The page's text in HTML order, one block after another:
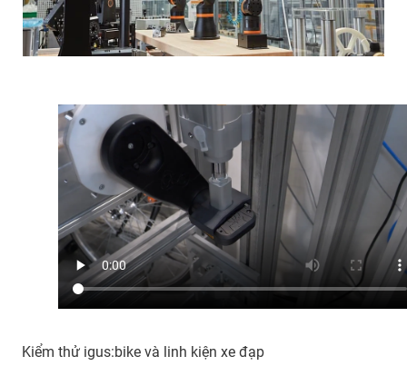
Kiểm thử igus:bike và linh kiện xe đạp